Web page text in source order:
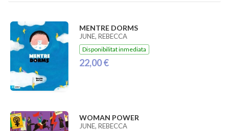
MENTRE DORMS
JUNE, REBECCA
Disponibilitat inmediata
22,00 €
WOMAN POWER
JUNE, REBECCA